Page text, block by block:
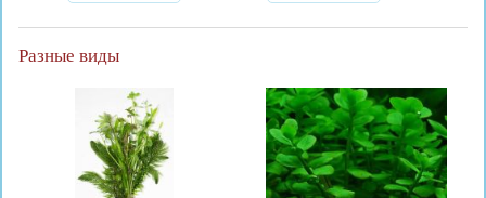
Разные виды